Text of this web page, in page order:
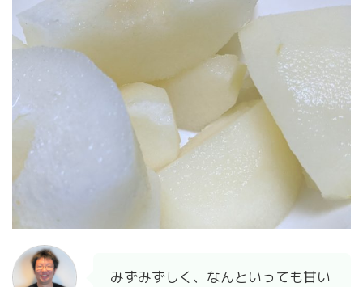
みずみずしく、なんといっても甘い